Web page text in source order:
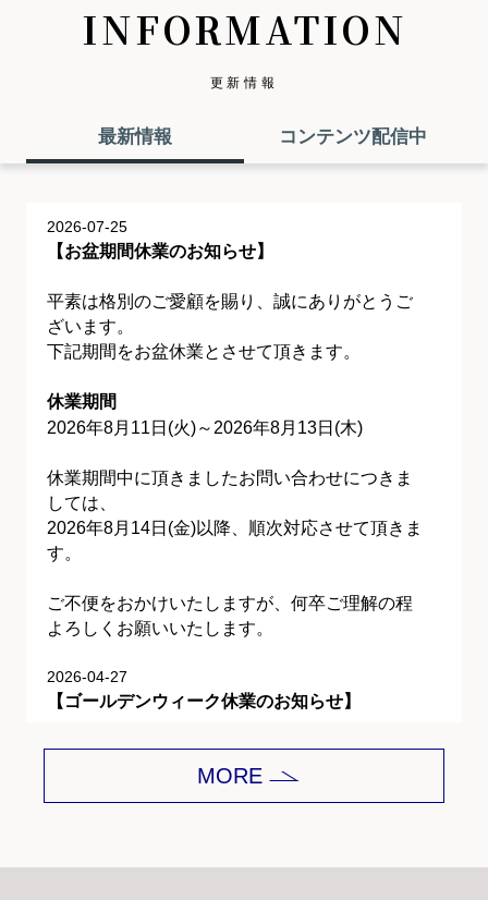
INFORMATION
更新情報
最新情報 コンテンツ配信中
2026-07-25
【お盆期間休業のお知らせ】
平素は格別のご愛顧を賜り、誠にありがとうご
ざいます。
下記期間をお盆休業とさせて頂きます。
休業期間
2026年8月11日(火)～2026年8月13日(木)
休業期間中に頂きましたお問い合わせにつきま
しては、
2026年8月14日(金)以降、順次対応させて頂きま
す。
ご不便をおかけいたしますが、何卒ご理解の程
よろしくお願いいたします。
2026-04-27
【ゴールデンウィーク休業のお知らせ】
平素は格別のご愛顧を賜り、誠にありがとうご
下記期間をゴールデンウィーク休業とさせて頂
MORE